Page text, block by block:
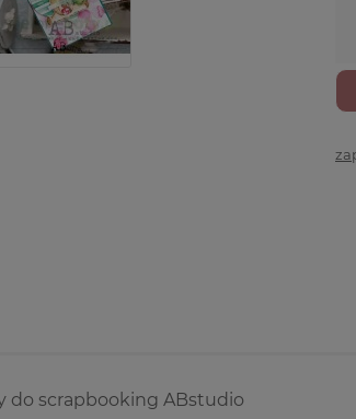
do scrapbooking ABstudio